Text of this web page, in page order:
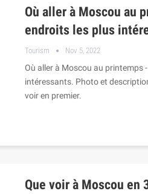
Où aller à Moscou au
endroits les plus
Tourism Nov 5, 2022
Où aller à Moscou au printemps
intéressants. Photo et
voir en premier.
Que voir à Moscou en